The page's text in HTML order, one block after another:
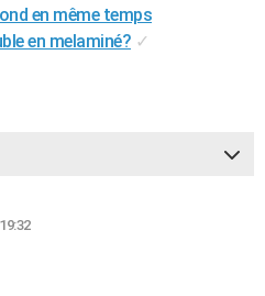
en même temps
en melaminé? ✓